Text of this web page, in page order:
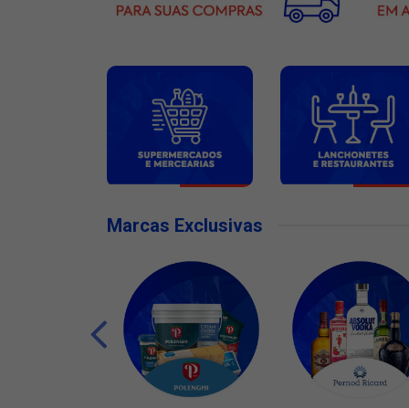
Marcas Exclusivas